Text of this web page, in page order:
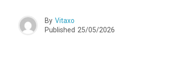
By Vitaxo
Published 25/05/2026